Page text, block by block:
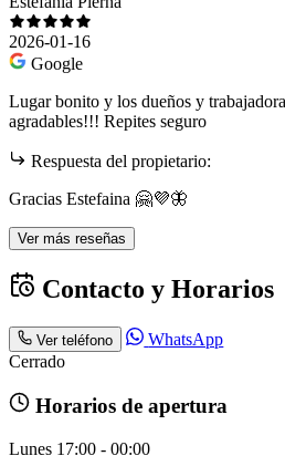
2026-01-16
Google
Lugar bonito y los dueños y
agradables!!! Repites seguro
Respuesta del propietario:
Gracias Estefaina 🤗💜🦋
Ver más reseñas
Contacto y Horarios
Ver teléfono
WhatsApp
Cerrado
Horarios de apertura
Lunes 17:00 - 00:00